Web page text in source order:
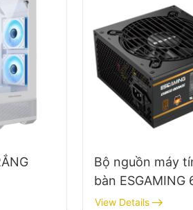
Bộ nguồn máy
bàn ESGAMING
chất lượng cao,
View Details